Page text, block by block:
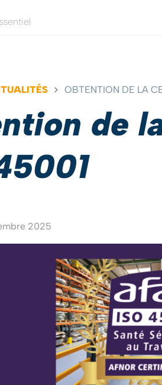
OBTENTION DE LA
de
2025